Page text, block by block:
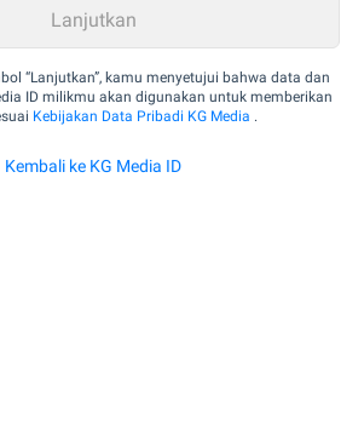
“Lanjutkan”, kamu menyetujui bahwa data dan
ID milikmu akan digunakan untuk memberikan
Kebijakan Data Pribadi KG Media .
Kembali ke KG Media ID